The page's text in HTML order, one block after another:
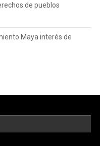
de pueblos
Maya interés de